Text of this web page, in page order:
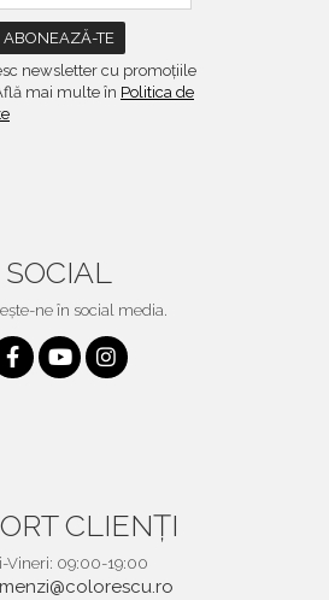
newsletter cu promoțiile
mai multe în Politica de
SOCIAL
ne în social media.
CLIENȚI
Vineri: 09:00-19:00